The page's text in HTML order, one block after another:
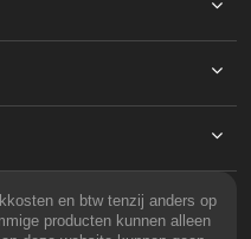
en btw tenzij anders op
producten kunnen alleen